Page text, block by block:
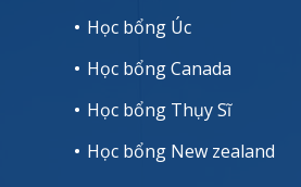
Học bổng Úc
Học bổng Canada
Học bổng Thụy Sĩ
Học bổng New zealand